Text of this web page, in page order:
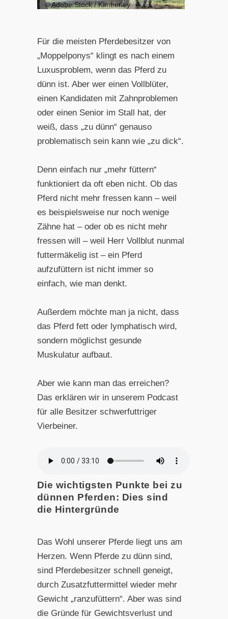
© Adobe Stock / Kimberley
Für die meisten Pferdebesitzer von
„Moppelponys“ klingt es nach einem
Luxusproblem, wenn das Pferd zu
dünn ist. Aber wer einen Vollblüter,
einen Kandidaten mit Zahnproblemen
oder einen Senior im Stall hat, der
weiß, dass „zu dünn“ genauso
problematisch sein kann wie „zu dick“.
Denn einfach nur „mehr füttern“
funktioniert da oft eben nicht. Ob das
Pferd nicht mehr fressen kann – weil
es beispielsweise nur noch wenige
Zähne hat – oder ob es nicht mehr
fressen will – weil Herr Vollblut nunmal
futtermäkelig ist – ein Pferd
aufzufüttern ist nicht immer so
einfach, wie man denkt.
Außerdem möchte man ja nicht, dass
das Pferd fett oder lymphatisch wird,
sondern möglichst gesunde
Muskulatur aufbaut.
Aber wie kann man das erreichen?
Das erklären wir in unserem Podcast
für alle Besitzer schwerfuttriger
Vierbeiner.
Die wichtigsten Punkte bei zu
dünnen Pferden: Dies sind
die Hintergründe
Das Wohl unserer Pferde liegt uns am
Herzen. Wenn Pferde zu dünn sind,
sind Pferdebesitzer schnell geneigt,
durch Zusatzfuttermittel wieder mehr
Gewicht „ranzufüttern“. Aber was sind
die Gründe für Gewichtsverlust und